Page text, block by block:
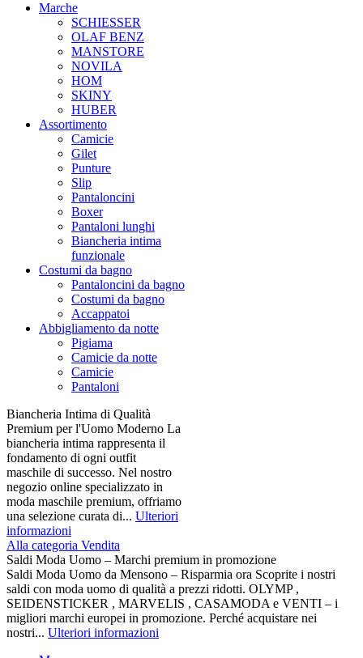
Marche
SCHIESSER
OLAF BENZ
MANSTORE
NOVILA
HOM
SKINY
HUBER
Assortimento
Camicie
Gilet
Punture
Slip
Pantaloncini
Boxer
Pantaloni lunghi
Biancheria intima
funzionale
Costumi da bagno
Pantaloncini da bagno
Costumi da bagno
Accappatoi
Abbigliamento da notte
Pigiama
Camicie da notte
Camicie
Pantaloni
Biancheria Intima di Qualità
Premium per l'Uomo Moderno La
biancheria intima rappresenta il
fondamento di ogni outfit
maschile di successo. Nel nostro
negozio online specializzato in
moda maschile premium, offriamo
una selezione curata di... Ulteriori
informazioni
Alla categoria Vendita
Saldi Moda Uomo – Marchi premium in promozione
Saldi Moda Uomo da Mensono – Risparmia ora Scoprite i nostri
saldi con moda uomo di qualità a prezzi ridotti. OLYMP ,
SEIDENSTICKER , MARVELIS , CASAMODA e VENTI – i
migliori marchi europei in promozione. Perché acquistare nei
nostri... Ulteriori informazioni